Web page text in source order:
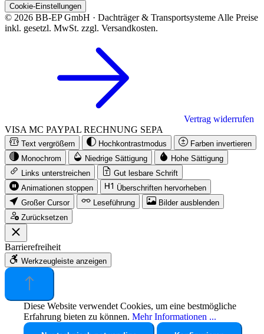
Cookie-Einstellungen
© 2026 BB-EP GmbH · Dachträger & Transportsysteme Alle Preise
inkl. gesetzl. MwSt. zzgl. Versandkosten.
Vertrag widerrufen
VISA MC PAYPAL RECHNUNG SEPA
Text vergrößern Hochkontrastmodus
Farben invertieren
Monochrom
Niedrige Sättigung
Hohe Sättigung
Links unterstreichen
Gut lesbare Schrift
Animationen stoppen
Überschriften hervorheben
Großer Cursor
Leseführung
Bilder ausblenden
Zurücksetzen
Barrierefreiheit
Werkzeugleiste anzeigen
Diese Website verwendet Cookies, um eine bestmögliche
Erfahrung bieten zu können. Mehr Informationen ...